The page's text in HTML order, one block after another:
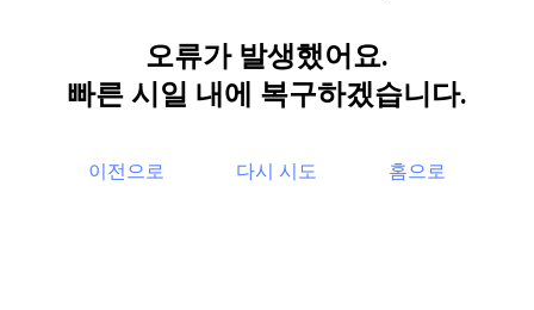
오류가 발생했어요.
빠른 시일 내에 복구하겠습니다.
이전으로 다시 시도 홈으로